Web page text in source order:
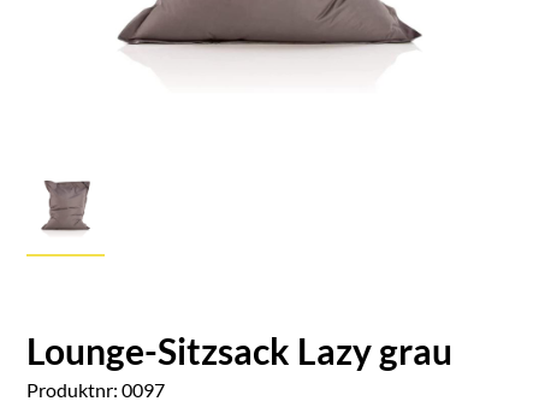
Lounge-Sitzsack Lazy grau
Produktnr: 0097